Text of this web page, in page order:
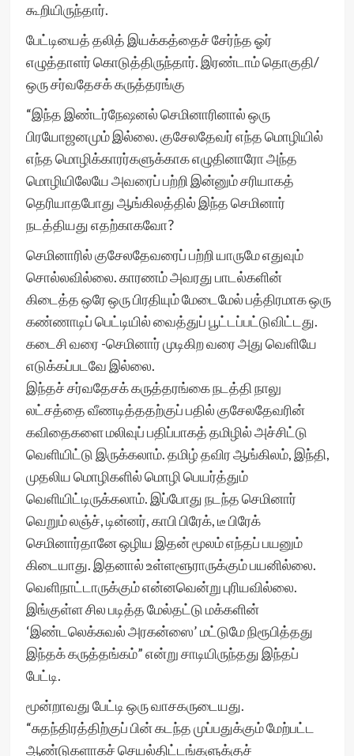
கூறியிருந்தார்.
பேட்டியைத் தலித் இயக்கத்தைச் சேர்ந்த ஓர்
எழுத்தாளர் கொடுத்திருந்தார். இரண்டாம் தொகுதி/
ஒரு சர்வதேசக் கருத்தரங்கு
“இந்த இண்டர்நேஷனல் செமினாரினால் ஒரு
பிரயோஜனமும் இல்லை. குசேலதேவர் எந்த மொழியில்
எந்த மொழிக்காரர்களுக்காக எழுதினாரோ அந்த
மொழியிலேயே அவரைப் பற்றி இன்னும் சரியாகத்
தெரியாதபோது ஆங்கிலத்தில் இந்த செமினார்
நடத்தியது எதற்காகவோ?
செமினாரில் குசேலதேவரைப் பற்றி யாருமே எதுவும்
சொல்லவில்லை. காரணம் அவரது பாடல்களின்
கிடைத்த ஒரே ஒரு பிரதியும் மேடைமேல் பத்திரமாக ஒரு
கண்ணாடிப் பெட்டியில் வைத்துப் பூட்டப்பட்டுவிட்டது.
கடைசி வரை -செமினார் முடிகிற வரை அது வெளியே
எடுக்கப்படவே இல்லை.
இந்தச் சர்வதேசக் கருத்தரங்கை நடத்தி நாலு
லட்சத்தை வீணடித்ததற்குப் பதில் குசேலதேவரின்
கவிதைகளை மலிவுப் பதிப்பாகத் தமிழில் அச்சிட்டு
வெளியிட்டு இருக்கலாம். தமிழ் தவிர ஆங்கிலம், இந்தி,
முதலிய மொழிகளில் மொழி பெயர்த்தும்
வெளியிட்டிருக்கலாம். இப்போது நடந்த செமினார்
வெறும் லஞ்ச், டின்னர், காபி பிரேக், டீ பிரேக்
செமினார்தானே ஒழிய இதன் மூலம் எந்தப் பயனும்
கிடையாது. இதனால் உள்ளளூராருக்கும் பயனில்லை.
வெளிநாட்டாருக்கும் என்னவென்று புரியவில்லை.
இங்குள்ள சில படித்த மேல்தட்டு மக்களின்
‘இண்டலெக்சுவல் அரகன்ஸை’ மட்டுமே நிரூபித்தது
இந்தக் கருத்தங்கம்” என்று சாடியிருந்தது இந்தப்
பேட்டி.
மூன்றாவது பேட்டி ஒரு வாசகருடையது.
“சுதந்திரத்திற்குப் பின் கடந்த முப்பதுக்கும் மேற்பட்ட
ஆண்டுகளாகச் செயல்திட்டங்களுக்குச்